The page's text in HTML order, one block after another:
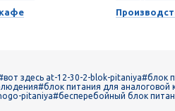
здесь at-12-30-2-blok-pitaniya#блок
#блок питания для аналоговой
pitaniya#бесперебойный блок